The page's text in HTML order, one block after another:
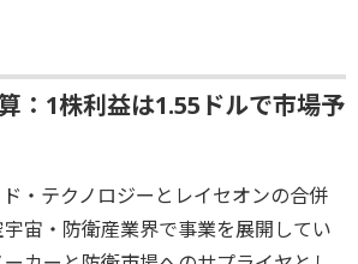
：1株利益は1.55ドルで市場予
・テクノロジーとレイセオンの合併
宙・防衛産業界で事業を展開してい